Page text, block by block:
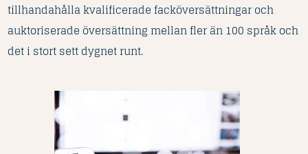
tillhandahålla kvalificerade facköversättningar och
auktoriserade översättning mellan fler än 100 språk och
det i stort sett dygnet runt.